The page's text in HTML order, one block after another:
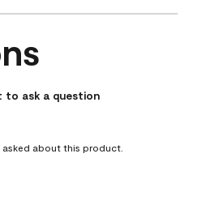
asked about this product.
to ask a question
about this product.